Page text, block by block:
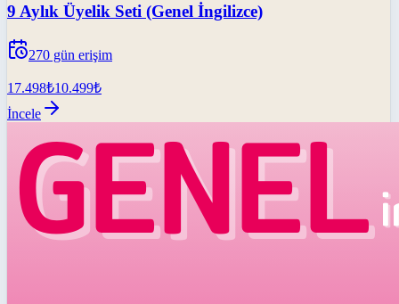
9 Aylık Üyelik Seti (Genel İngilizce)
270 gün erişim
17.498₺10.499₺
İncele